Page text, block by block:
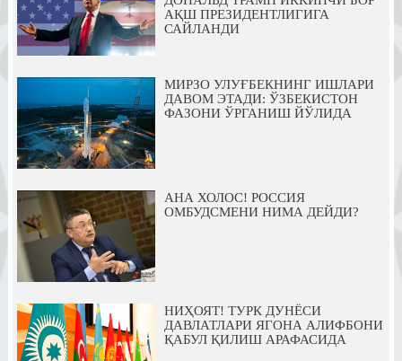
АҚШ ПРЕЗИДЕНТЛИГИГА
САЙЛАНДИ
МИРЗО УЛУҒБЕКНИНГ ИШЛАРИ
ДАВОМ ЭТАДИ: ЎЗБЕКИСТОН
ФАЗОНИ ЎРГАНИШ ЙЎЛИДА
АНА ХОЛОС! РОССИЯ
ОМБУДСМЕНИ НИМА ДЕЙДИ?
НИҲОЯТ! ТУРК ДУНЁСИ
ДАВЛАТЛАРИ ЯГОНА АЛИФБОНИ
ҚАБУЛ ҚИЛИШ АРАФАСИДА